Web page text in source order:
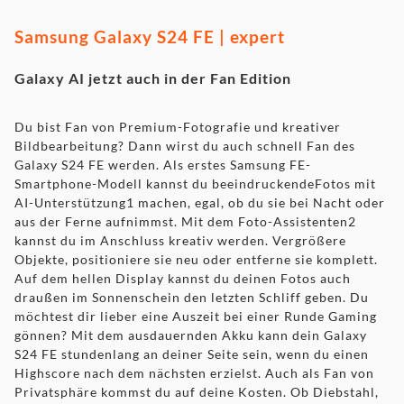
Samsung Galaxy S24 FE | expert
Galaxy AI jetzt auch in der Fan Edition
Du bist Fan von Premium-Fotografie und kreativer
Bildbearbeitung? Dann wirst du auch schnell Fan des
Galaxy S24 FE werden. Als erstes Samsung FE-
Smartphone-Modell kannst du beeindruckendeFotos mit
AI-Unterstützung1 machen, egal, ob du sie bei Nacht oder
aus der Ferne aufnimmst. Mit dem Foto-Assistenten2
kannst du im Anschluss kreativ werden. Vergrößere
Objekte, positioniere sie neu oder entferne sie komplett.
Auf dem hellen Display kannst du deinen Fotos auch
draußen im Sonnenschein den letzten Schliff geben. Du
möchtest dir lieber eine Auszeit bei einer Runde Gaming
gönnen? Mit dem ausdauernden Akku kann dein Galaxy
S24 FE stundenlang an deiner Seite sein, wenn du einen
Highscore nach dem nächsten erzielst. Auch als Fan von
Privatsphäre kommst du auf deine Kosten. Ob Diebstahl,